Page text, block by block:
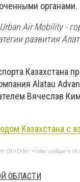
органами.
Air Mobility -
развития
Казахстана
Alatau
Вячеслав
Казахстана с
чтобы сообщить об
ОБЛАСТИ